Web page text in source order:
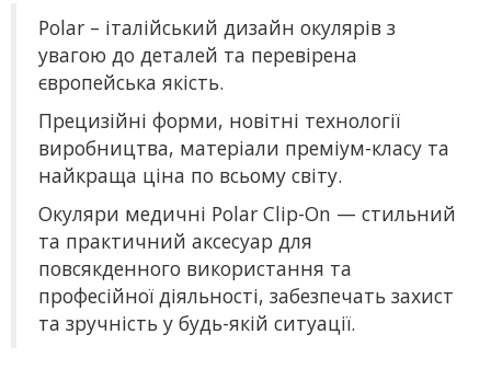
Polar – італійський дизайн окулярів з
увагою до деталей та перевірена
європейська якість.
Прецизійні форми, новітні технології
виробництва, матеріали преміум-класу та
найкраща ціна по всьому світу.
Окуляри медичні Polar Clip-On — стильний
та практичний аксесуар для
повсякденного використання та
професійної діяльності, забезпечать захист
та зручність у будь-якій ситуації.